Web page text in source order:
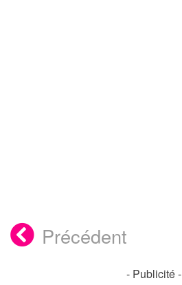
Précédent
- Publicité -